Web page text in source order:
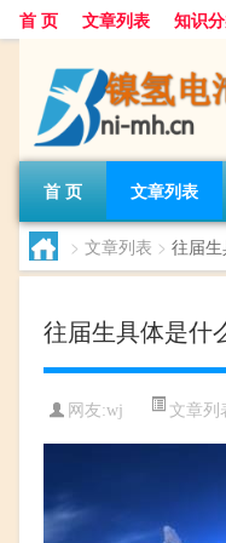
首 页 文章列表 知识
首 页 文章列表
> 文章列表 > 往届
往届生具体是什
网友:wj 文章列